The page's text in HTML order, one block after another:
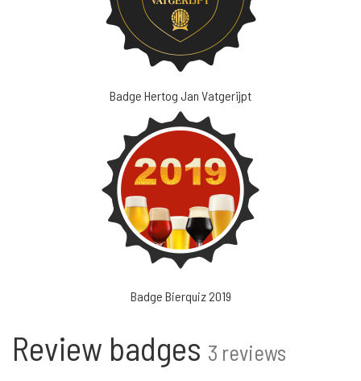
Badge Hertog Jan Vatgerijpt
Badge Bierquiz 2019
Review badges 3 reviews